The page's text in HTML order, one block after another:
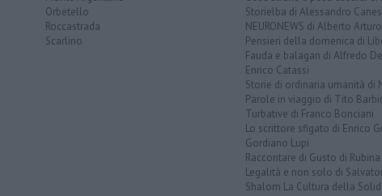
Orbetello
Roccastrada
Scarlino
Storielba di Alessandro
NEURONEWS di Alberto
Pensieri della domenica di
Fauda e balagan di Alfredo
Enrico Catassi
Storie di ordinaria umanità di
Parole in viaggio di Tito
Turbative di Franco Bonciani
Lo scrittore sfigato di Enrico
Gordiano Lupi
Raccontare di Gusto di Rubina
Legalità e non solo di
Shalom La Cultura della